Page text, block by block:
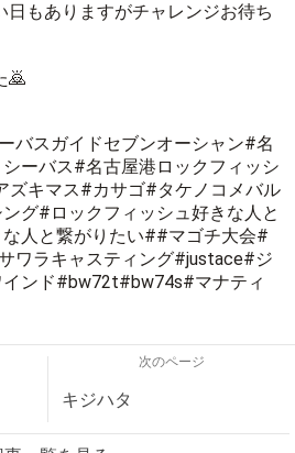
もありますがチャレンジお待ち
🙇
バスガイドセブンオーシャン#名
ーバス#名古屋港ロックフィッシ
ズキマス#カサゴ#タケノコメバル
グ#ロックフィッシュ好きな人と
人と繋がりたい##マゴチ大会#
ワラキャスティング#justace#ジ
ンド#bw72t#bw74s#マナティ
次のページ
キジハタ